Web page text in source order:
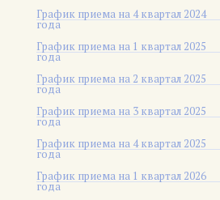
График приема на 4 квартал 2024
года
График приема на 1 квартал 2025
года
График приема на 2 квартал 2025
года
График приема на 3 квартал 2025
года
График приема на 4 квартал 2025
года
График приема на 1 квартал 2026
года